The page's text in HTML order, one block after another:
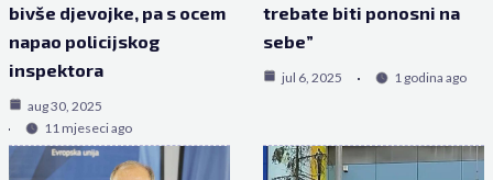
bivše djevojke, pa s ocem
napao policijskog
inspektora
aug 30, 2025
11 mjeseci ago
trebate biti ponosni na
sebe”
jul 6, 2025 1 godina ago